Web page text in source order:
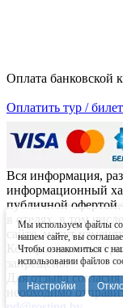
Мы используем файлы
нашем сайте, вы
Чтобы ознакомиться с
использовании файлов
Настройки
Оплата банковской
Оплатить тур / билет
Вся информация,
информационный
публичной офертой.
в отелях, в том
сайте, могут
Копирование
запрещено.
Для отзыва
необходимо